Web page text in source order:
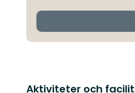
Aktiviteter och